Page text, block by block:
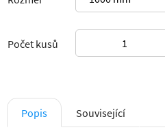
Počet kusů
Popis Související